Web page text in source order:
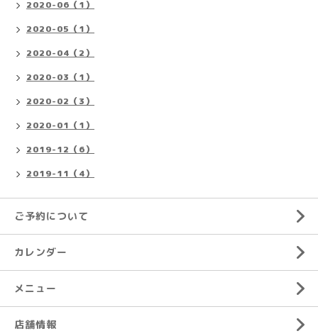
2020-06（1）
2020-05（1）
2020-04（2）
2020-03（1）
2020-02（3）
2020-01（1）
2019-12（6）
2019-11（4）
ご予約について
カレンダー
メニュー
店舗情報